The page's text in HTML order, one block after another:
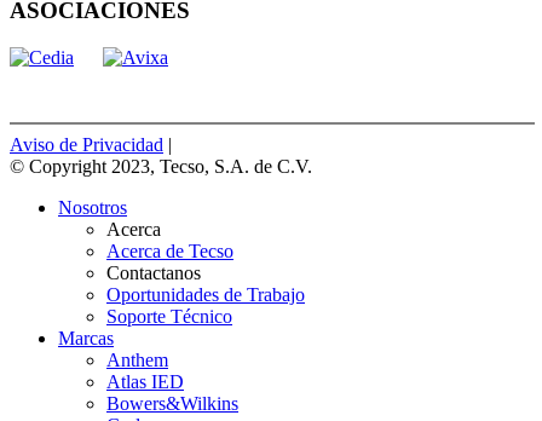
ASOCIACIONES
Aviso de Privacidad |
© Copyright 2023, Tecso, S.A. de C.V.
Nosotros
Acerca
Acerca de Tecso
Contactanos
Oportunidades de Trabajo
Soporte Técnico
Marcas
Anthem
Atlas IED
Bowers&Wilkins